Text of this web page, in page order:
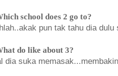
school does 2 go to?
pun tak tahu dia dulu
do like about 3?
dia suka